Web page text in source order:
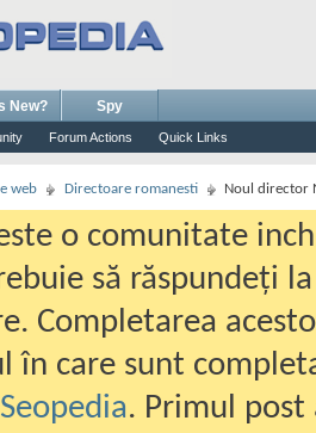
Forum Actions Quick Links
New? Spy
web Directoare romanesti Noul director
o comunitate
să răspundeți
Completarea
în care sunt
. Primul